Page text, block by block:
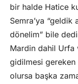
bir halde Hatice
Semra’ya “geldik
dönelim” bile
Mardin dahil Urfa
gidilmesi gereken
olursa başka